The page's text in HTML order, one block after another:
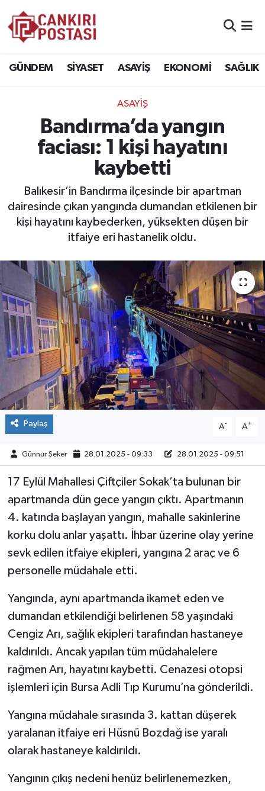
GÜNDEM SİYASET ASAYİŞ EKONOMİ SAĞLIK
ASAYİŞ
Bandırma’da yangın
faciası: 1 kişi hayatını
kaybetti
Balıkesir’in Bandırma ilçesinde bir apartman
dairesinde çıkan yangında dumandan etkilenen bir
kişi hayatını kaybederken, yüksekten düşen bir
itfaiye eri hastanelik oldu.
Paylaş A- A+
Günnur Şeker 28.01.2025 - 09:33 28.01.2025 - 09:51
17 Eylül Mahallesi Çiftçiler Sokak’ta bulunan bir
apartmanda dün gece yangın çıktı. Apartmanın
4. katında başlayan yangın, mahalle sakinlerine
korku dolu anlar yaşattı. İhbar üzerine olay yerine
sevk edilen itfaiye ekipleri, yangına 2 araç ve 6
personelle müdahale etti.
Yangında, aynı apartmanda ikamet eden ve
dumandan etkilendiği belirlenen 58 yaşındaki
Cengiz Arı, sağlık ekipleri tarafından hastaneye
kaldırıldı. Ancak yapılan tüm müdahalelere
rağmen Arı, hayatını kaybetti. Cenazesi otopsi
işlemleri için Bursa Adli Tıp Kurumu’na gönderildi.
Yangına müdahale sırasında 3. kattan düşerek
yaralanan itfaiye eri Hüsnü Bozdağ ise yaralı
olarak hastaneye kaldırıldı.
Yangının çıkış nedeni henüz belirlenemezken,
EKONOMİ
SPOR
EĞİTİM
ÇEVRE
İLÇELER
RESMİ İLANLAR
KÜLTÜR
TURİZM
MAGAZİN
VEFAT
BİLİM&TEKNOLOJİ
TÜRKİYE
Trafik Durumu
Süper Lig Puan Durumu ve Fikstür
Tüm Manşetler
Son Dakika Haberleri